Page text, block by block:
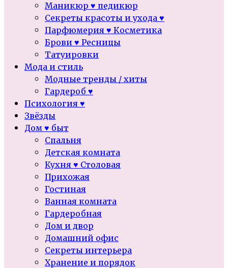
Маникюр ♥ педикюр
Секреты красоты и ухода ♥
Парфюмерия ♥ Косметика
Брови ♥ Ресницы
Татуировки
Мода и стиль
Модные тренды / хиты
Гардероб ♥
Психология ♥
Звёзды
Дом ♥ быт
Спальня
Детская комната
Кухня ♥ Столовая
Прихожая
Гостиная
Ванная комната
Гардеробная
Дом и двор
Домашний офис
Секреты интерьера
Хранение и порядок